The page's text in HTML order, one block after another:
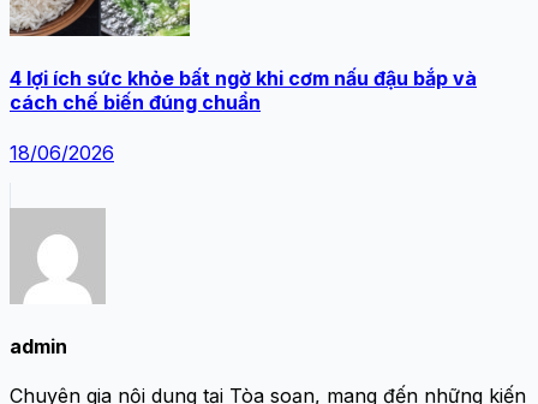
4 lợi ích sức khỏe bất ngờ khi cơm nấu đậu bắp và
cách chế biến đúng chuẩn
18/06/2026
admin
Chuyên gia nội dung tại Tòa soạn, mang đến những kiến